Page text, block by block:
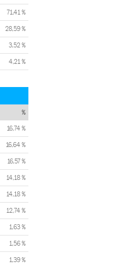
71,41 %
28,59 %
3,52 %
4,21 %
%
16,74 %
16,64 %
16,57 %
14,18 %
14,18 %
12,74 %
1,63 %
1,56 %
1,39 %